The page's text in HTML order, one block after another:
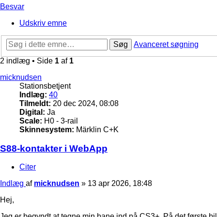
Besvar
Udskriv emne
Søg
Avanceret søgning
2 indlæg • Side 1 af 1
micknudsen
Stationsbetjent
Indlæg: 40
Tilmeldt: 20 dec 2024, 08:08
Digital: Ja
Scale: H0 - 3-rail
Skinnesystem: Märklin C+K
S88-kontakter i WebApp
Citer
Indlæg af micknudsen » 13 apr 2026, 18:48
Hej,